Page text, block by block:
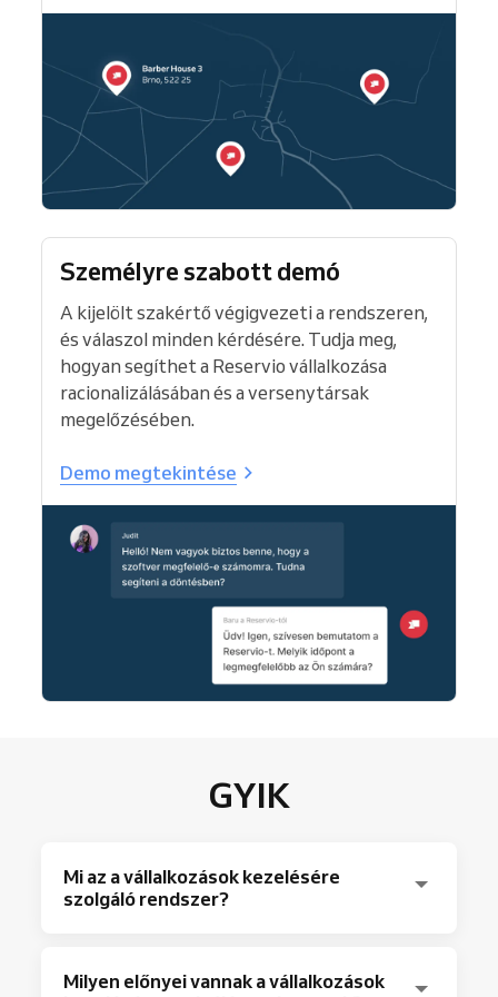
Személyre szabott demó
A kijelölt szakértő végigvezeti a rendszeren,
és válaszol minden kérdésére. Tudja meg,
hogyan segíthet a Reservio vállalkozása
racionalizálásában és a versenytársak
megelőzésében.
Demo megtekintése
GYIK
Mi az a vállalkozások kezelésére
szolgáló rendszer?
automatikusan kezelni a különböző
Milyen előnyei vannak a vállalkozások